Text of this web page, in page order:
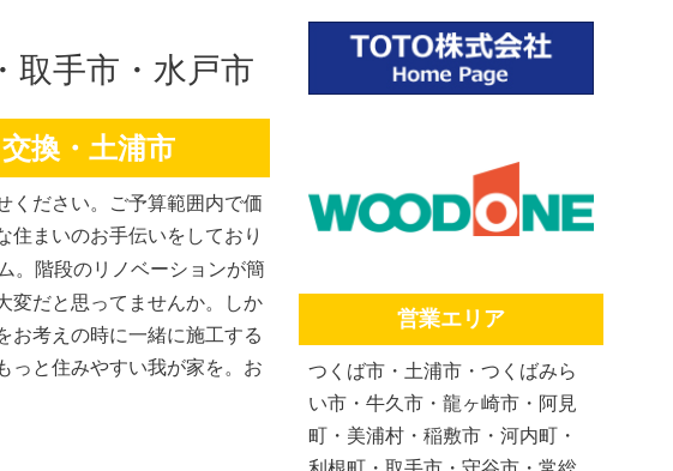
取手市・水戸市
換・土浦市
ください。ご予算範囲内で価
住まいのお手伝いをしており
。階段のリノベーションが簡
変だと思ってませんか。しか
お考えの時に一緒に施工する
っと住みやすい我が家を。お
営業エリア
つくば市・土浦市・つくばみら
い市・牛久市・龍ヶ崎市・阿見
町・美浦村・稲敷市・河内町・